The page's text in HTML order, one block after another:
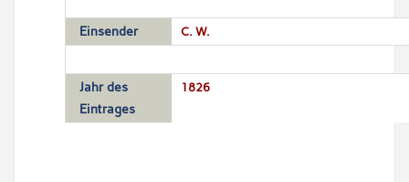
Einsender C. W.
Jahr des
Eintrages
1826